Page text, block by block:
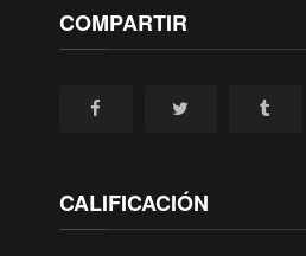
COMPARTIR
CALIFICACIÓN